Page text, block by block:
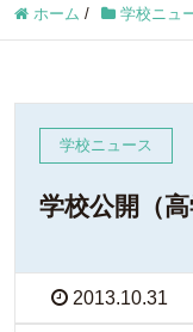
ホーム / 学校ニュ
学校ニュース
学校公開（高
2013.10.31